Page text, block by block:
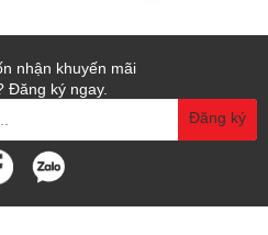
nhận khuyến mãi
Đăng ký ngay.
Đăng ký